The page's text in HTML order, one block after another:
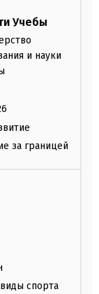
Учебы
и науки
за границей
спорта